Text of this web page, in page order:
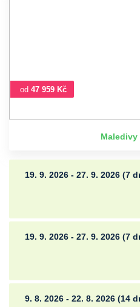
od 47 959 Kč
Maledivy
19. 9. 2026 - 27. 9. 2026 (7
19. 9. 2026 - 27. 9. 2026 (7
9. 8. 2026 - 22. 8. 2026 (14